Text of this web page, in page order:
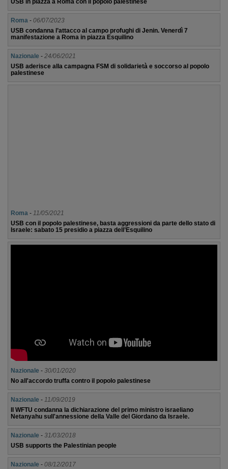
USB in piazza a Roma con il popolo palestinese
Roma - 06/07/2023
USB condanna l’attacco al campo profughi di Jenin. Venerdì 7
manifestazione a Roma in piazza Esquilino
Nazionale - 24/06/2021
USB aderisce alla campagna FSM di solidarietà e soccorso al popolo
palestinese
Roma - 11/05/2021
USB con il popolo palestinese, basta aggressioni da parte dello stato di
Israele: sabato 15 presidio a piazza dell’Esquilino
Nazionale - 30/01/2020
No all'accordo truffa contro il popolo palestinese
Nazionale - 11/09/2019
Il WFTU condanna la dichiarazione del primo ministro israeliano
Netanyahu sull'annessione della Valle del Giordano da Israele.
Nazionale - 31/03/2018
USB supports the Palestinian people
Nazionale - 08/12/2017